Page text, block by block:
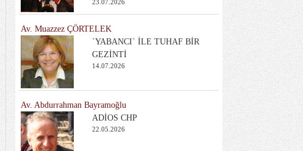
23.07.2026
Av. Muazzez ÇÖRTELEK
`YABANCI` İLE TUHAF BİR
GEZİNTİ
14.07.2026
Av. Abdurrahman Bayramoğlu
ADİOS CHP
22.05.2026